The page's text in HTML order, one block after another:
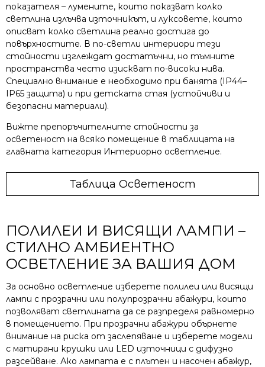
показателя – лумените, които показват колко
светлина излъчва източникът, и луксовете, които
описват колко светлина реално достига до
повърхностите. В по-светли интериори тези
стойности изглеждат достатъчни, но тъмните
пространства често изискват по-високи нива.
Специално внимание е необходимо при банята (IP44–
IP65 защита) и при детската стая (устойчиви и
безопасни материали).
Вижте препоръчителните стойности за
осветеност на всяко помещение в таблицата на
главната категория Интериорно осветление.
Таблица Осветеност
ПОЛИЛЕИ И ВИСЯЩИ ЛАМПИ –
СТИЛНО АМБИЕНТНО
ОСВЕТЛЕНИЕ ЗА ВАШИЯ ДОМ
За основно осветление изберете полилеи или висящи
лампи с прозрачни или полупрозрачни абажури, които
позволяват светлината да се разпределя равномерно
в помещението. При прозрачни абажури обърнете
внимание на риска от заслепяване и изберете модели
с матирани крушки или LED източници с дифузно
разсейване. Ако лампата е с плътен и насочен абажур,